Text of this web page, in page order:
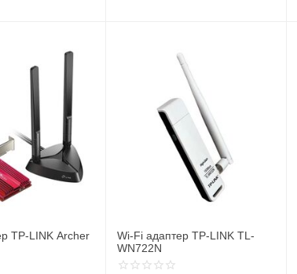
TP-LINK Archer
Wi-Fi адаптер TP-LINK TL-
WN722N